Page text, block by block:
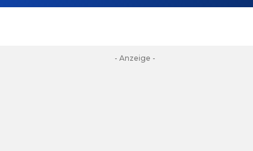
- Anzeige -